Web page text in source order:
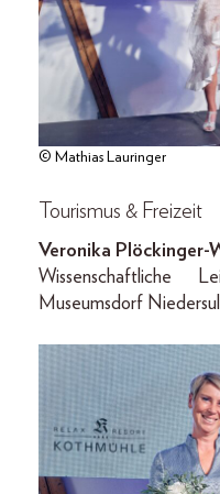
© Mathias Lauringer
Tourismus & Freizeit
Veronika Plöckinger-
Museumsdorf